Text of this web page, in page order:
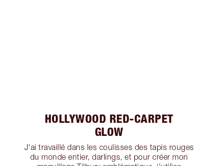
HOLLYWOOD RED-CARPET
GLOW
J'ai travaillé dans les coulisses des tapis rouges
du monde entier, darlings, et pour créer mon